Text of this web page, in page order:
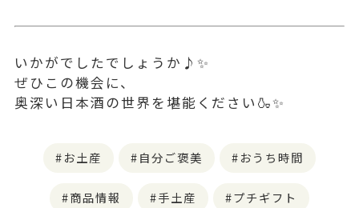
いかがでしたでしょうか♪✨
ぜひこの機会に、
奥深い日本酒の世界を堪能ください🍶✨
お土産 自分ご褒美 おうち時間
商品情報 手土産 プチギフト